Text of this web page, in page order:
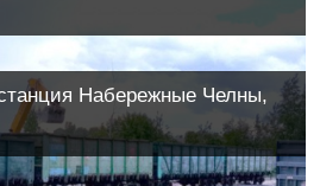
Набережные Челны,